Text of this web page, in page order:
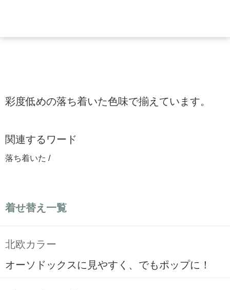
彩度低めの落ち着いた色味で揃えています。
関連するワード
落ち着いた /
着せ替え一覧
北欧カラー
オーソドックスに見やすく、でもポップに！